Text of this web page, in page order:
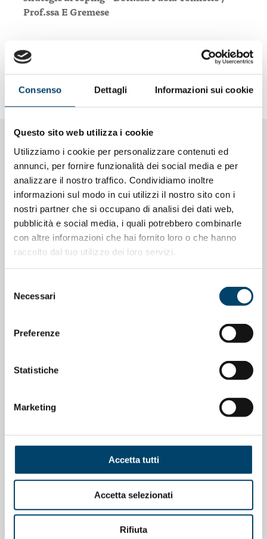
Consenso Dettagli Informazioni sui cookie
Questo sito web utilizza i cookie
Utilizziamo i cookie per personalizzare contenuti ed
annunci, per fornire funzionalità dei social media e per
analizzare il nostro traffico. Condividiamo inoltre
informazioni sul modo in cui utilizzi il nostro sito con i
nostri partner che si occupano di analisi dei dati web,
pubblicità e social media, i quali potrebbero combinarle
con altre informazioni che hai fornito loro o che hanno
raccolto dal tuo utilizzo dei loro servizi.
delNecessari
Preferenze
Statistiche
Marketing
Accetta tutti
Accetta selezionati
Rifiuta
Prof.ssa E Gremese
Glieventi pagina Facebook:
https://www.facebook.com/ReDOreumatologhedonne/vi
deos/173555701074322/
NOTIZIE CORRELATE
Depressione Post Partum: intervista al
23 Apr 2026